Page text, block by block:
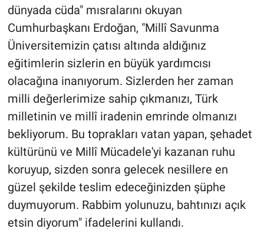
dünyada cüda" mısralarını okuyan
Cumhurbaşkanı Erdoğan, "Millî Savunma
Üniversitemizin çatısı altında aldığınız
eğitimlerin sizlerin en büyük yardımcısı
olacağına inanıyorum. Sizlerden her zaman
milli değerlerimize sahip çıkmanızı, Türk
milletinin ve millî iradenin emrinde olmanızı
bekliyorum. Bu toprakları vatan yapan, şehadet
kültürünü ve Millî Mücadele'yi kazanan ruhu
koruyup, sizden sonra gelecek nesillere en
güzel şekilde teslim edeceğinizden şüphe
duymuyorum. Rabbim yolunuzu, bahtınızı açık
etsin diyorum" ifadelerini kullandı.